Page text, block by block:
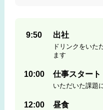
9:50 出社
ドリンクをいた
ます
10:00 仕事スタート
いただいた課題
12:00 昼食